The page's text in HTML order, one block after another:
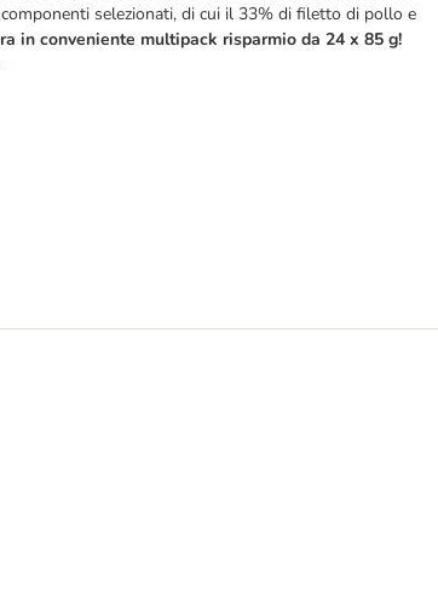
selezionati, di cui il 33% di filetto di pollo e
in conveniente multipack risparmio da 24 x 85 g!
cuore prelibato 6 x 100 g Umido per gatti